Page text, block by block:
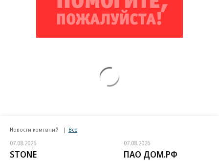
Новости компаний Все
07.08.2026
STONE
07.08.2026
ПАО ДОМ.РФ